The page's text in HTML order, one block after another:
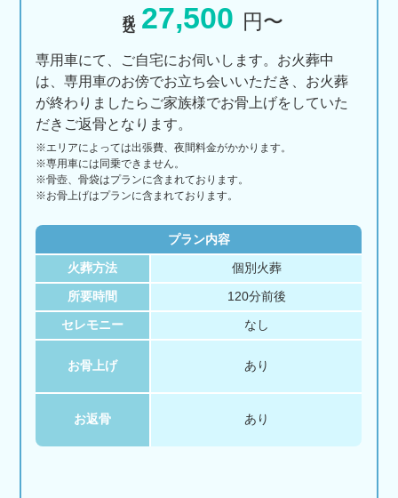
27,500 円〜
専用車にて、ご自宅にお伺いします。お火葬中
は、専用車のお傍でお立ち会いいただき、お火葬
が終わりましたらご家族様でお骨上げをしていた
だきご返骨となります。
※エリアによっては出張費、夜間料金がかかります。
※専用車には同乗できません。
※骨壺、骨袋はプランに含まれております。
※お骨上げはプランに含まれております。
プラン内容
火葬方法 個別火葬
所要時間 120分前後
セレモニー なし
お骨上げ あり
お返骨 あり